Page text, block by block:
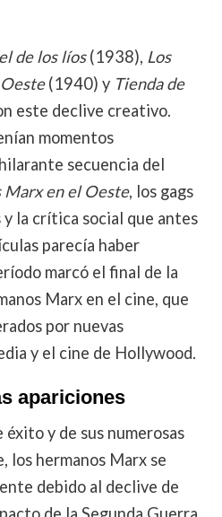
de los líos(1938), Los
(1940) y Tienda de
este declive creativo.
momentos
secuencia del
Marx en el Oeste, los gags
la crítica social que antes
parecía haber
marcó el final de la
Marx en el cine, que
por nuevas
y el cine de Hollywood.
apariciones
éxito y de sus numerosas
los hermanos Marx se
debido al declive de
de la Segunda Guerra